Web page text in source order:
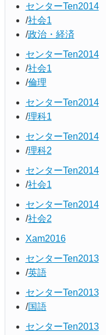
センターTen2014
社会1
政治・経済
センターTen2014
社会1
倫理
センターTen2014
理科1
センターTen2014
理科2
センターTen2014
社会1
センターTen2014
社会2
Xam2016
センターTen2013
英語
センターTen2013
国語
センターTen2013